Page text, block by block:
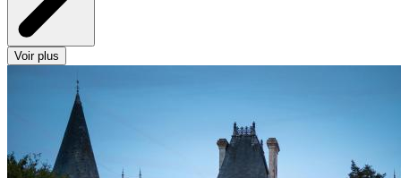
Voir plus